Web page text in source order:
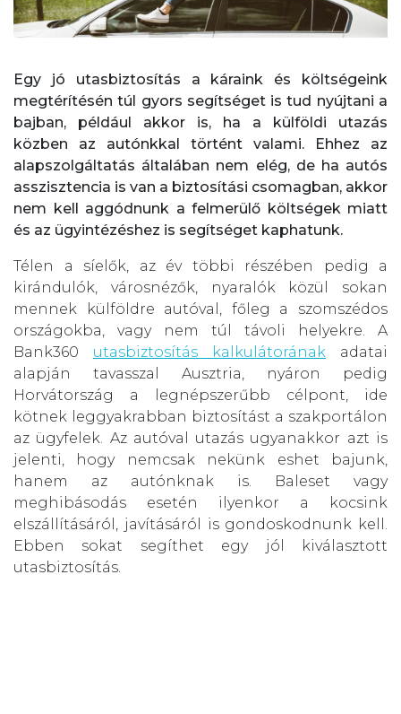
Egy jó utasbiztosítás a káraink és költségeink
megtérítésén túl gyors segítséget is tud nyújtani a
bajban, például akkor is, ha a külföldi utazás
közben az autónkkal történt valami. Ehhez az
alapszolgáltatás általában nem elég, de ha autós
asszisztencia is van a biztosítási csomagban, akkor
nem kell aggódnunk a felmerülő költségek miatt
és az ügyintézéshez is segítséget kaphatunk.
Télen a síelők, az év többi részében pedig a
kirándulók, városnézők, nyaralók közül sokan
mennek külföldre autóval, főleg a szomszédos
országokba, vagy nem túl távoli helyekre. A
Bank360 utasbiztosítás kalkulátorának adatai
alapján tavasszal Ausztria, nyáron pedig
Horvátország a legnépszerűbb célpont, ide
kötnek leggyakrabban biztosítást a szakportálon
az ügyfelek. Az autóval utazás ugyanakkor azt is
jelenti, hogy nemcsak nekünk eshet bajunk,
hanem az autónknak is. Baleset vagy
meghibásodás esetén ilyenkor a kocsink
elszállításáról, javításáról is gondoskodnunk kell.
Ebben sokat segíthet egy jól kiválasztott
utasbiztosítás.